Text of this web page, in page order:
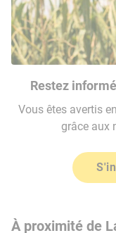
Restez
Vous êtes avertis
grâce aux
À proximité de